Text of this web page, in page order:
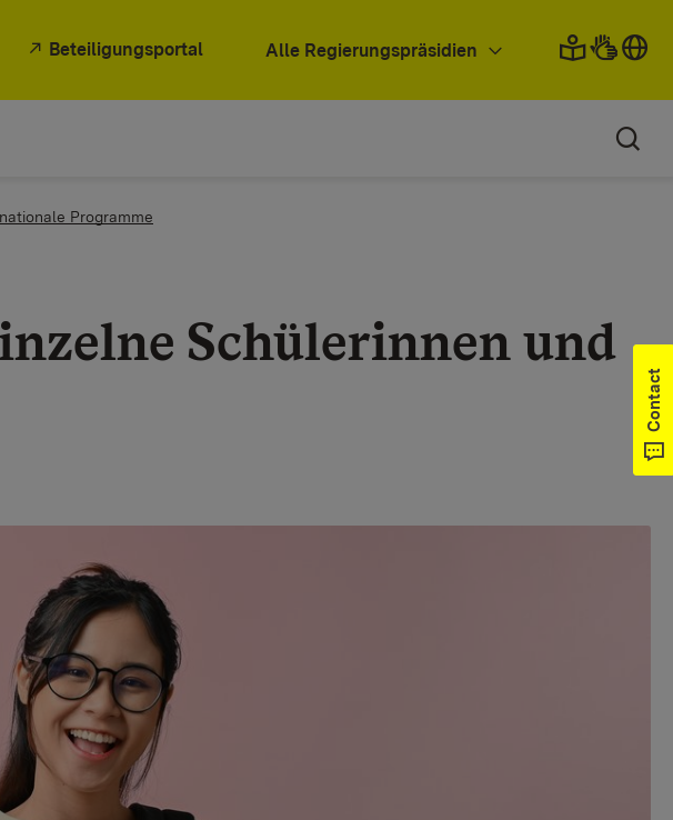
Beteiligungsportal Alle Regierungspräsidien
Programme
Schülerinnen und
Contact